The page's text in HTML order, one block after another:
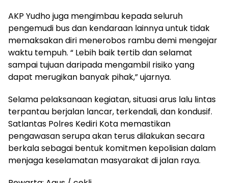
AKP Yudho juga mengimbau kepada seluruh
pengemudi bus dan kendaraan lainnya untuk tidak
memaksakan diri menerobos rambu demi mengejar
waktu tempuh. “ Lebih baik tertib dan selamat
sampai tujuan daripada mengambil risiko yang
dapat merugikan banyak pihak,” ujarnya.
Selama pelaksanaan kegiatan, situasi arus lalu lintas
terpantau berjalan lancar, terkendali, dan kondusif.
Satlantas Polres Kediri Kota memastikan
pengawasan serupa akan terus dilakukan secara
berkala sebagai bentuk komitmen kepolisian dalam
menjaga keselamatan masyarakat di jalan raya.